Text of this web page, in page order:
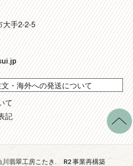
大手2-2-5
・海外への発送について
て
記
川翡翠工房こたき . R2 事業再構築